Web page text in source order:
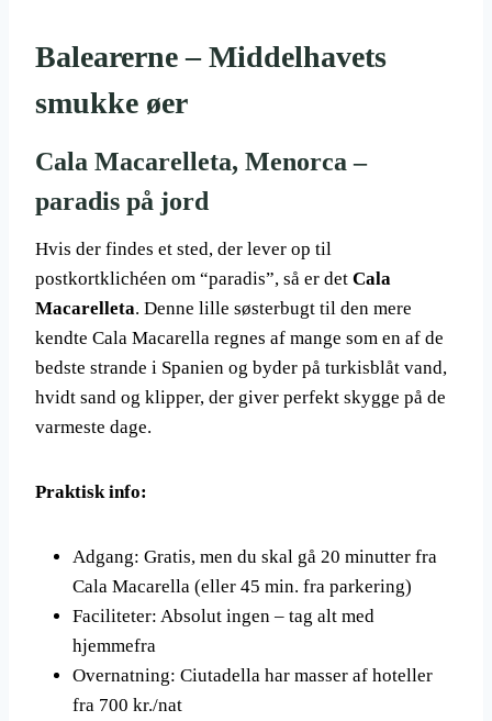
Balearerne – Middelhavets
smukke øer
Cala Macarelleta, Menorca –
paradis på jord
Hvis der findes et sted, der lever op til
postkortklichéen om “paradis”, så er det Cala
Macarelleta. Denne lille søsterbugt til den mere
kendte Cala Macarella regnes af mange som en af de
bedste strande i Spanien og byder på turkisblåt vand,
hvidt sand og klipper, der giver perfekt skygge på de
varmeste dage.
Praktisk info:
Adgang: Gratis, men du skal gå 20 minutter fra
Cala Macarella (eller 45 min. fra parkering)
Faciliteter: Absolut ingen – tag alt med
hjemmefra
Overnatning: Ciutadella har masser af hoteller
fra 700 kr./nat